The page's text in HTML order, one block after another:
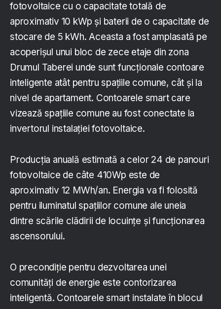
fotovoltaice cu o capacitate totală de
aproximativ 10 kWp și baterii de o capacitate de
stocare de 5 kWh. Aceasta a fost amplasată pe
acoperișul unui bloc de zece etaje din zona
Drumul Taberei unde sunt funcționale contoare
inteligente atât pentru spațiile comune, cât și la
nivel de apartament. Contoarele smart care
vizează spațiile comune au fost conectate la
invertorul instalației fotovoltaice.
Producția anuală estimată a celor 24 de panouri
fotovoltaice de câte 410Wp este de
aproximativ 12 MWh/an. Energia va fi folosită
pentru iluminatul spațiilor comune ale uneia
dintre scările clădirii de locuințe și funcționarea
ascensorului.
O precondiție pentru dezvoltarea unei
comunități de energie este contorizarea
inteligentă. Contoarele smart instalate în blocul